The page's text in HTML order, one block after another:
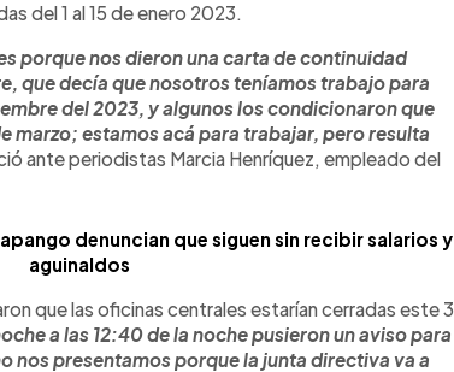
del 1 al 15 de enero 2023.
porque nos dieron una carta de continuidad
que decía que nosotros teníamos trabajo para
del 2023, y algunos los condicionaron que
marzo; estamos acá para trabajar, pero resulta
ante periodistas Marcia Henríquez, empleado del
denuncian que siguen sin recibir salarios y
aguinaldos
que las oficinas centrales estarían cerradas este 3
a las 12:40 de la noche pusieron un aviso para
nos presentamos porque la junta directiva va a